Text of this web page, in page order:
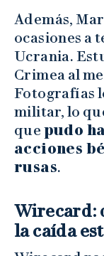
Además,
ocasiones a
Ucrania.
Crimea al
Fotografías
militar, lo
que pudo
acciones
rusas.
Wirecard:
la caída